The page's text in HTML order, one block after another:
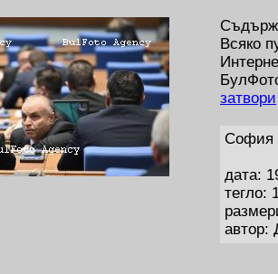
Всяко
затвори
София
дата:
тегло:
автор: